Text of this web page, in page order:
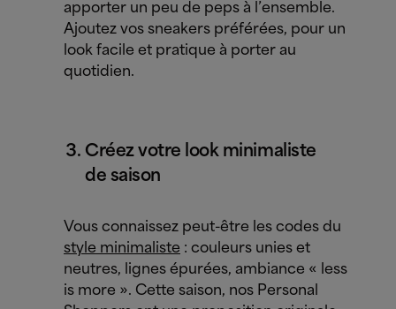
apporter un peu de peps à l’ensemble.
Ajoutez vos sneakers préférées, pour un
look facile et pratique à porter au
quotidien.
Créez votre look minimaliste
de saison
Vous connaissez peut-être les codes du
style minimaliste : couleurs unies et
neutres, lignes épurées, ambiance « less
is more ». Cette saison, nos Personal